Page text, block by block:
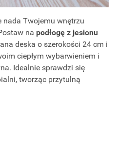
nada Twojemu wnętrzu
na podłogę z jesionu
deska o szerokości 24 cm i
ciepłym wybarwieniem i
Idealnie sprawdzi się
tworząc przytulną